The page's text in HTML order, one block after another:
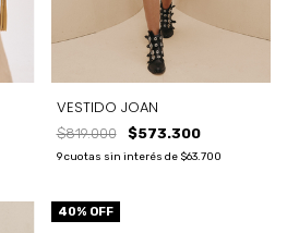
VESTIDO JOAN
$819.000 $573.300
9 cuotas sin interés de $63.700
40% OFF